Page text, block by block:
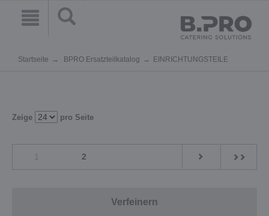
Startseite BPRO Ersatzteilkatalog EINRICHTUNGSTEILE
Zeige pro Seite
2
Verfeinern